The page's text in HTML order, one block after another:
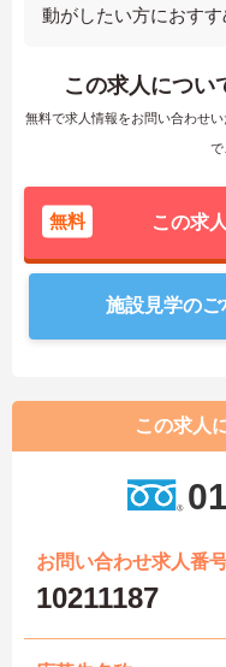
動がしたい方におすす
この求人につい
無料で求人情報をお問い合わせ
で
無料 この求
施設見学のご
この求人
お問い合わせ求人番
10211187